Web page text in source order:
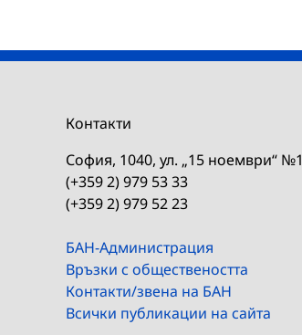
Контакти
София, 1040, ул. „15 ноември“ №1
(+359 2) 979 53 33
(+359 2) 979 52 23
БАН-Администрация
Връзки с обществеността
Контакти/звена на БАН
Всички публикации на сайта